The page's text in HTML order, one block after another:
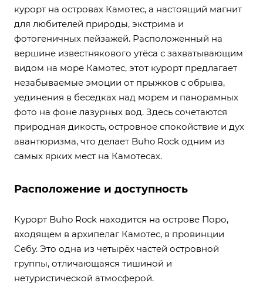
курорт на островах Камотес, а настоящий магнит
для любителей природы, экстрима и
фотогеничных пейзажей. Расположенный на
вершине известнякового утёса с захватывающим
видом на море Камотес, этот курорт предлагает
незабываемые эмоции от прыжков с обрыва,
уединения в беседках над морем и панорамных
фото на фоне лазурных вод. Здесь сочетаются
природная дикость, островное спокойствие и дух
авантюризма, что делает Buho Rock одним из
самых ярких мест на Камотесах.
Расположение и доступность
Курорт Buho Rock находится на острове Поро,
входящем в архипелаг Камотес, в провинции
Себу. Это одна из четырёх частей островной
группы, отличающаяся тишиной и
нетуристической атмосферой.